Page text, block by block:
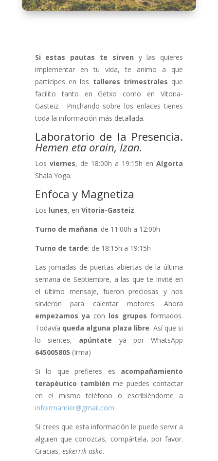
Si estas pautas te sirven y las quieres
implementar en tu vida, te animo a que
participes en los talleres trimestrales que
facilito tanto en Getxo como en Vitoria-
Gasteiz. Pinchando sobre los enlaces tienes
toda la información más detallada.
Laboratorio de la Presencia.
Hemen eta orain, Izan.
Los viernes, de 18:00h a 19:15h enAlgorta
Shala Yoga.
Enfoca y Magnetiza
Los lunes, en Vitoria-Gasteiz.
Turno de mañana: de 11:00h a 12:00h
Turno de tarde: de 18:15h a 19:15h
Las jornadas de puertas abiertas de la última
semana de Septiembre, a las que te invité en
el último mensaje, fueron preciosas y nos
sirvieron para calentar motores. Ahora
empezamos ya con los grupos formados.
Todavía queda alguna plaza libre. Así que si
lo sientes, apúntate ya por WhatsApp
645005805 (Irma)
Si lo que prefieres es acompañamiento
terapéutico también me puedes contactar
en el mismo teléfono o escribiéndome a
infoirmamier@gmail.com
Si crees que esta información le puede servir a
alguien que conozcas, compártela, por favor.
Gracias, eskerrik asko.